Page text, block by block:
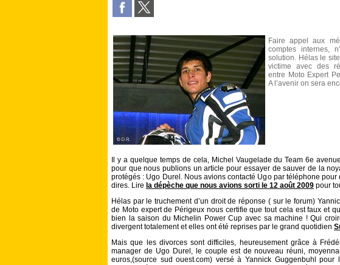
Faire appel aux
comptes internes,
solution. Hélas le
victime avec des
entre Moto Expert
A l’avenir on sera
Il y a quelque temps de cela, Michel Vaugelade du Team 6e
pour que nous publions un article pour essayer de sauver de la
protégés : Ugo Durel. Nous avions contacté Ugo par téléphone pour
dires. Lire la dépèche que nous avions sorti le 12 août 2009 pour
Hélas par le truchement d’un droit de réponse ( sur le forum)
de Moto expert de Périgeux nous certifie que tout cela est faux et
bien la saison du Michelin Power Cup avec sa machine ! Qui
divergent totalement et elles ont été reprises par le grand quotidien
Mais que les divorces sont difficiles, heureusement grâce à
manager de Ugo Durel, le couple est de nouveau réuni,
euros,(source sud ouest.com) versé à Yannick Guggenbuhl